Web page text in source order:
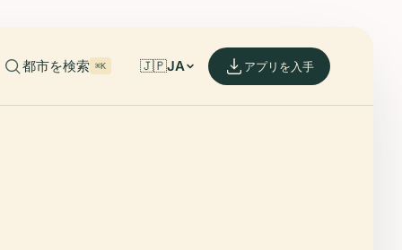
都市を検索 ⌘K 🇯🇵JA アプリを入手